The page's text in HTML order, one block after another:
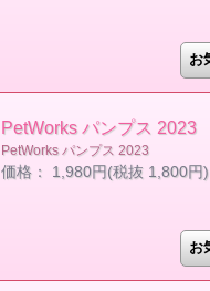
PetWorks パンプス 2023
PetWorks パンプス 2023
価格： 1,980円(税抜 1,800円)